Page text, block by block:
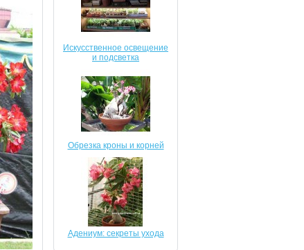
Искусственное освещение
и подсветка
Обрезка кроны и корней
Адениум: секреты ухода